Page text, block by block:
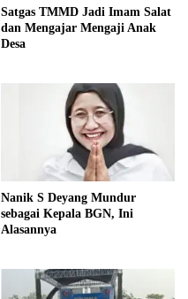
Satgas TMMD Jadi Imam Salat
dan Mengajar Mengaji Anak
Desa
Nanik S Deyang Mundur
sebagai Kepala BGN, Ini
Alasannya